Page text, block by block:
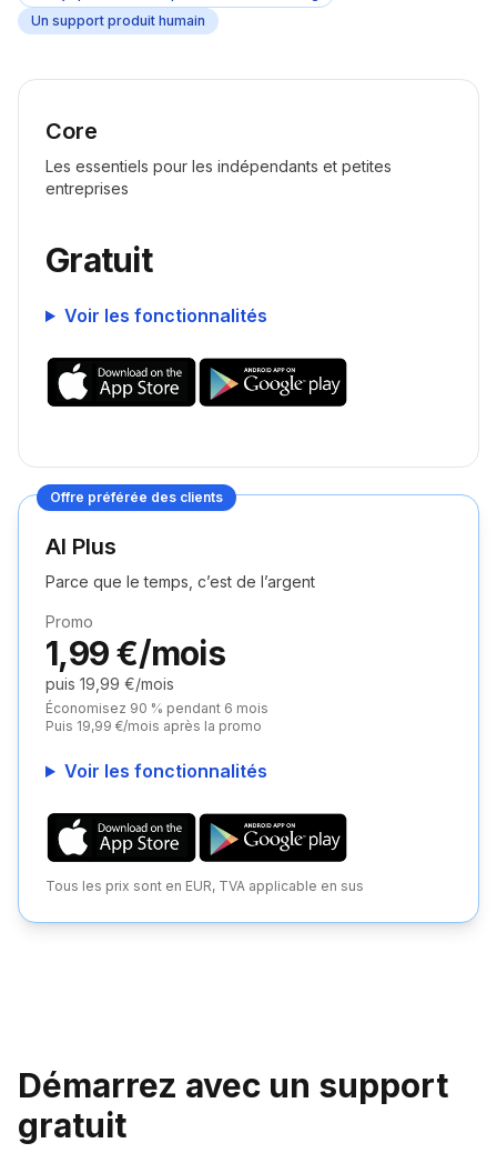
Un support produit humain
Core
Les essentiels pour les indépendants et petites
entreprises
Gratuit
Voir les fonctionnalités
Offre préférée des clients
AI Plus
Parce que le temps, c’est de l’argent
Promo
1,99 €/mois
puis 19,99 €/mois
Économisez 90 % pendant 6 mois
Puis 19,99 €/mois après la promo
Voir les fonctionnalités
Tous les prix sont en EUR, TVA applicable en sus
Démarrez avec un support
gratuit